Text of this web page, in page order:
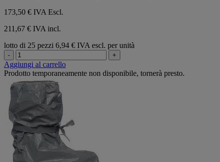
173,50 € IVA Escl.
211,67 € IVA incl.
lotto di 25 pezzi 6,94 € IVA escl. per unità
- +
Aggiungi al carrello
Prodotto temporaneamente non disponibile, tornerà presto.